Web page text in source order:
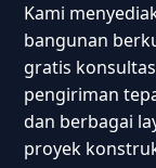
Kami
bangunan
gratis
pengiriman
dan berbagai
proyek